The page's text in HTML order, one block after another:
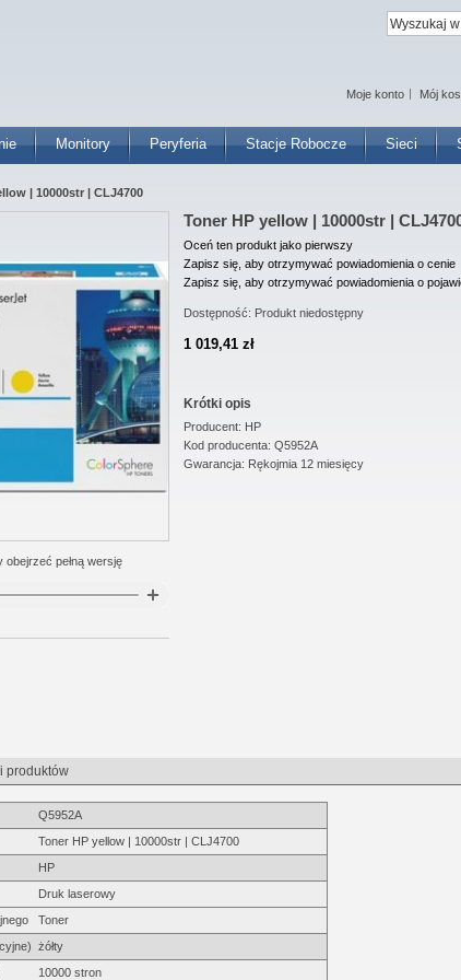
Monitory Peryferia Stacje Robocze Sieci
Moje konto Mój
| 10000str | CLJ4700
Toner HP yellow | 10000str |
Oceń ten produkt jako pierwszy
Zapisz się, aby otrzymywać powiadomienia o cenie
Zapisz się, aby otrzymywać powiadomienia o
Dostępność: Produkt niedostępny
1 019,41 zł
Krótki opis
Producent: HP
Kod producenta: Q5952A
Gwarancja: Rękojmia 12 miesięcy
obejrzeć pełną wersję
produktów
Q5952A
Toner HP yellow | 10000str | CLJ4700
HP
Druk laserowy
Toner
żółty
10000 stron